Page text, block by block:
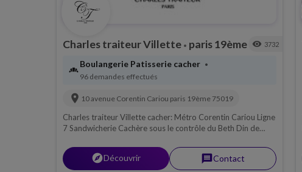
Charles traiteur Villette • paris 19ème visibility 3732
bakery_dining
Boulangerie Patisserie cacher •
96 demandes effectués
location_on 10 avenue Corentin Cariou paris 19ème 75019
Charles traiteur Villette cacher: Métro Corentin Cariou Ligne
7 Sandwicherie Cachère sous le contrôle du Beth Din de
vous servir!
explorerDécouvrir messageContact